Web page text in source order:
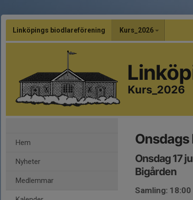
Linköpings biodlareförening Kurs_2026
Kurs_2026
Hem
Nyheter
Medlemmar
Onsdags
Onsdag 17
Bigården
Samling: 18:00